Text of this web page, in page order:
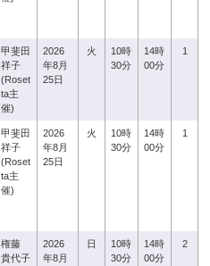
甲斐田
祥子
(Roset
ta主
催)
2026
年8月
25日
火
10時
30分
14時
00分
1
甲斐田
祥子
(Roset
ta主
催)
2026
年8月
25日
火
10時
30分
14時
00分
1
権藤
貴代子
2026
年8月
日
10時
30分
14時
00分
2